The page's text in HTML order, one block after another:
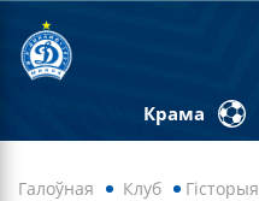
Крама
Галоўная Клуб Гісторыя